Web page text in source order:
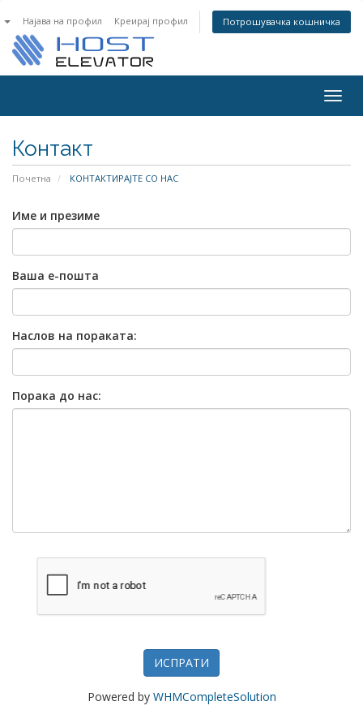
Најава на профил Креирај профил Потрошувачка кошничка
Контакт
Почетна КОНТАКТИРАЈТЕ СО НАС
Име и презиме
Ваша е-пошта
Наслов на пораката:
Порака до нас:
ИСПРАТИ
Powered by WHMCompleteSolution